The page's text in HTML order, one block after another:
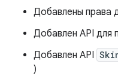
Добавлены права
Добавлен API для
Добавлен API
)